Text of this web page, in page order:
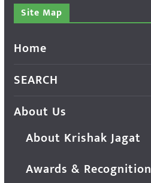
Site Map
Home
SEARCH
About Us
About Krishak Jagat
Awards & Recognition